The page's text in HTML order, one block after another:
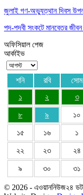
জুলাই গণ-অভ্যুত্থান দিবস
পদ-পদবী সংকটে মানবেতর
অফিসিয়াল পেজ
আর্কাইভ
শনি রবি সোম
১
২ ৩
৮ ৯ ১০
১৫ ১৬ ১
২২ ২৩ ২৪
৯ ৩০ ৩১
© 2026 - এওয়াননিউজ২৪